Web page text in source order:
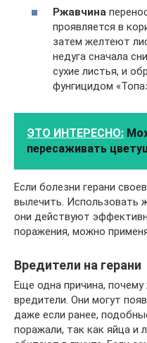
Ржавчина
проявляется в
затем желтеют
недуга сначала
сухие листья, и
фунгицидом
ЭТО ИНТЕРЕСНО:
пересаживать
Если болезни герани
вылечить. Использовать
они действуют
поражения, можно
Вредители на герани
Еще одна причина,
вредители. Они могут
даже если ранее,
поражали, так как яйца и